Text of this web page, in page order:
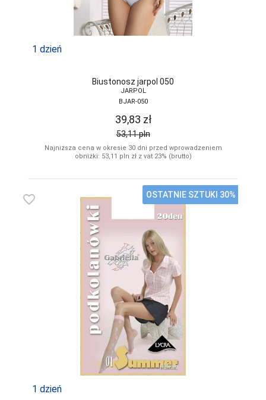
1 dzień
Biustonosz jarpol 050
JARPOL
BJAR-050
39,83 zł
53,11pln
Najniższa cena w okresie 30 dni przed wprowadzeniem
obniżki: 53,11 pln zł z vat 23% (brutto)
favorite_border OSTATNIE SZTUKI 30%
1 dzień